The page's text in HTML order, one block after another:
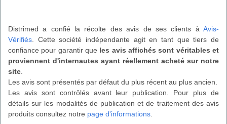
Distrimed a confié la récolte des avis de ses clients à Avis-
Vérifiés. Cette société indépendante agit en tant que tiers de
confiance pour garantir que les avis affichés sont véritables et
proviennent d'internautes ayant réellement acheté sur notre
site.
Les avis sont présentés par défaut du plus récent au plus ancien.
Les avis sont contrôlés avant leur publication. Pour plus de
détails sur les modalités de publication et de traitement des avis
produits consultez notre page d'informations.